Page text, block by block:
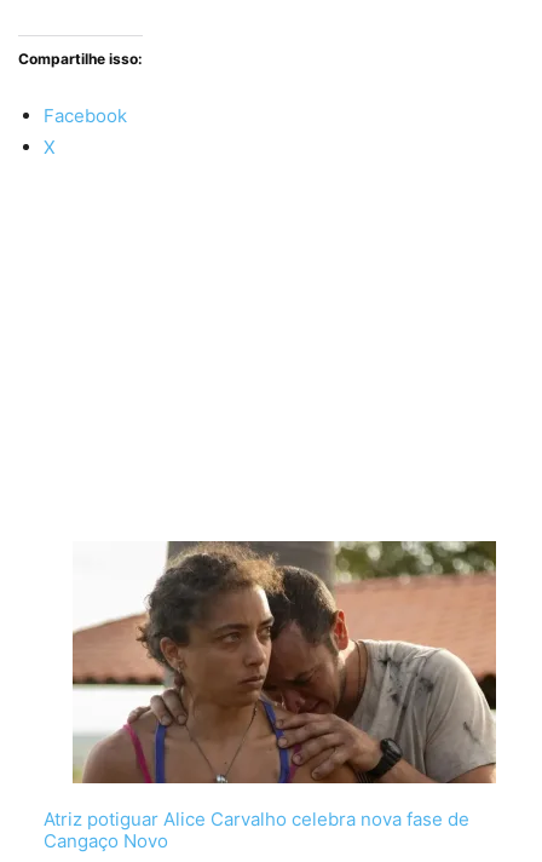
Compartilhe isso:
Facebook
X
Atriz potiguar Alice Carvalho celebra nova fase de
Cangaço Novo